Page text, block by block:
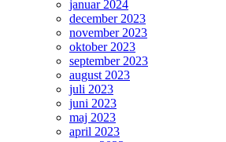
januar 2024
december 2023
november 2023
oktober 2023
september 2023
august 2023
juli 2023
juni 2023
maj 2023
april 2023